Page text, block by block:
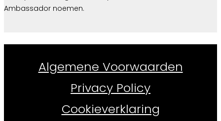
Ambassador noemen.
Algemene Voorwaarden
Privacy Policy
Cookieverklaring